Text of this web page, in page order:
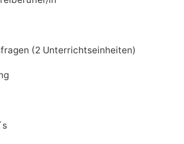
(2 Unterrichtseinheiten)